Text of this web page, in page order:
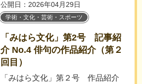
公開日：2026年04月29日
学術・文化・芸術・スポーツ
「みはら文化」第2号 記事紹
介 No.4 俳句の作品紹介（第２
回目）
「みはら文化」第２号 作品紹介